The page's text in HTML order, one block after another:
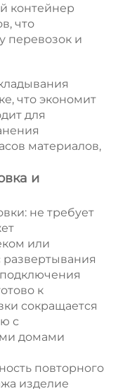
контейнер
что
перевозок и
что экономит
для
материалов,
и
не требует
или
к
сокращается
с
домами
повторного
изделие